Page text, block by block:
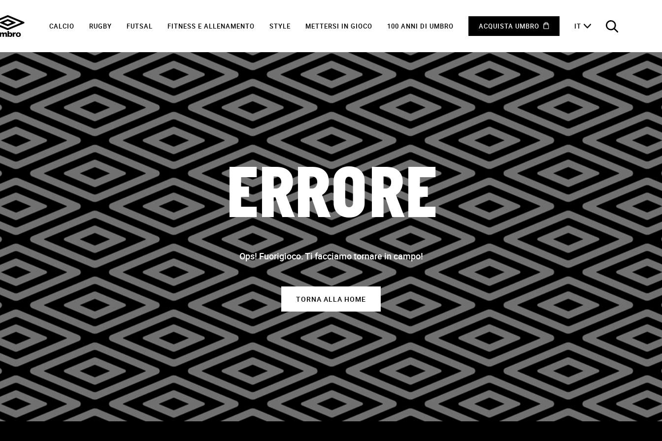
CALCIO RUGBY FUTSAL FITNESS E ALLENAMENTO STYLE METTERSI IN GIOCO 100 ANNI DI UMBRO ACQUISTA UMBRO IT
ERRORE
Ops! Fuorigioco. Ti facciamo tornare in campo!
TORNA ALLA HOME